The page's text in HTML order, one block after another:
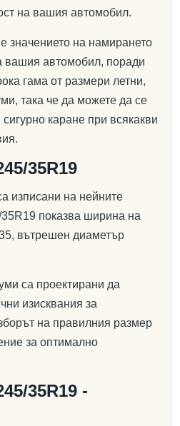
на вашия автомобил.
значението на намирането
вашия автомобил, поради
гама от размери летни,
така че да можете да се
каране при всякакви
35R19
изписани на нейните
показва ширина на
вътрешен диаметър
са проектирани да
изисквания за
на правилния размер
за оптимално
35R19 -